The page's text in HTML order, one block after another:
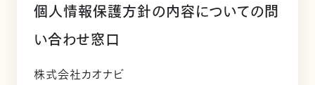
個人情報保護方針の内容についての問
い合わせ窓口
株式会社カオナビ